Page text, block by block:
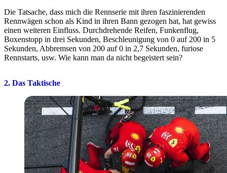
Die Tatsache, dass mich die Rennserie mit ihren faszinierenden
Rennwägen schon als Kind in ihren Bann gezogen hat, hat gewiss
einen weiteren Einfluss. Durchdrehende Reifen, Funkenflug,
Boxenstopp in drei Sekunden, Beschleunigung von 0 auf 200 in 5
Sekunden, Abbremsen von 200 auf 0 in 2,7 Sekunden, furiose
Rennstarts, usw. Wie kann man da nicht begeistert sein?
2. Das Taktische